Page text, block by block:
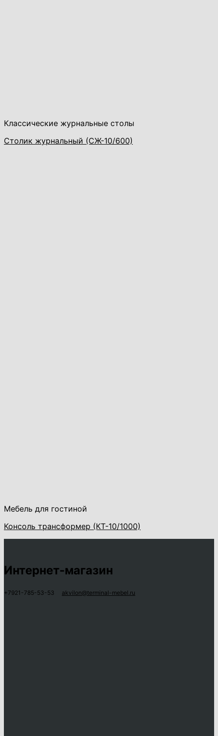
Классические журнальные столы
Столик журнальный (СЖ-10/600)
Мебель для гостиной
Консоль трансформер (КТ-10/1000)
Интернет-магазин
+7921-785-53-53 akvilon@terminal-mebel.ru